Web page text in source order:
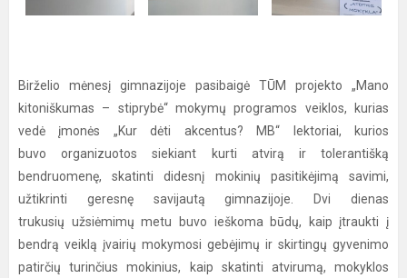
Birželio mėnesį gimnazijoje pasibaigė TŪM projekto „Mano
kitoniškumas – stiprybė“ mokymų programos veiklos, kurias
vedė įmonės „Kur dėti akcentus? MB“ lektoriai, kurios
buvo organizuotos siekiant kurti atvirą ir tolerantišką
bendruomenę, skatinti didesnį mokinių pasitikėjimą savimi,
užtikrinti geresnę savijautą gimnazijoje. Dvi dienas
trukusių užsiėmimų metu buvo ieškoma būdų, kaip įtraukti į
bendrą veiklą įvairių mokymosi gebėjimų ir skirtingų gyvenimo
patirčių turinčius mokinius, kaip skatinti atvirumą, mokyklos